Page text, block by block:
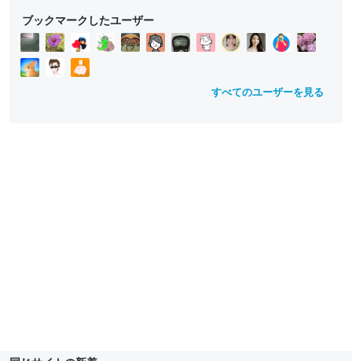
ブックマークしたユーザー
すべてのユーザーを見る